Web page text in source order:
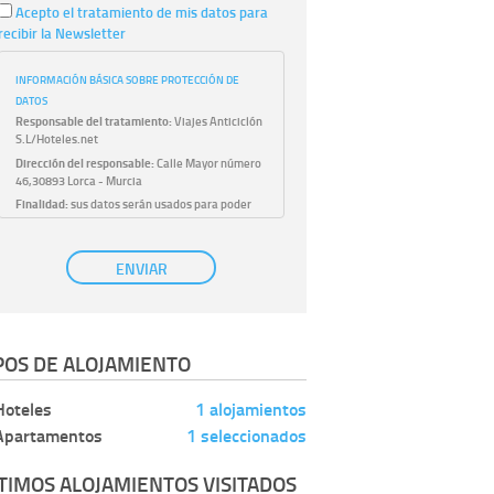
Acepto el tratamiento de mis datos para
la Newsletter
INFORMACIÓN BÁSICA SOBRE PROTECCIÓN DE
DATOS
Responsable del tratamiento:Viajes Anticiclón
S.L/Hoteles.net
Dirección del responsable:Calle Mayor número
46,30893 Lorca - Murcia
Finalidad:sus datos serán usados para poder
atender sus solicitudes y prestarle nuestros
Publicidad: solo le enviaremos publicidad con su
autorización previa, que podrá facilitarnos
con su consentimiento previo, que podrá
facilitarnos mediante la casilla correspondiente
Destinatarios:
con carácter general, sólo el
personal de nuestra entidad que esté
No se comunicarán datos a terceros.
ENVIAR
DE ALOJAMIENTO
1 alojamientos
1 seleccionados
ALOJAMIENTOS VISITADOS